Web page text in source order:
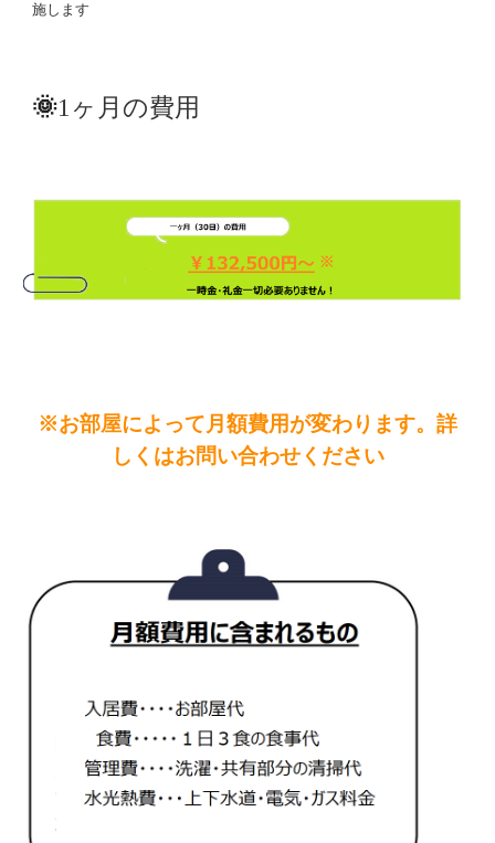
施します
🌞1ヶ月の費用
※お部屋によって月額費用が変わります。詳
しくはお問い合わせください